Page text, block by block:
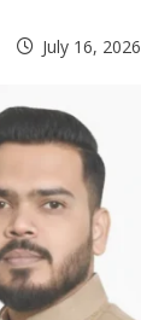
July 16, 2026